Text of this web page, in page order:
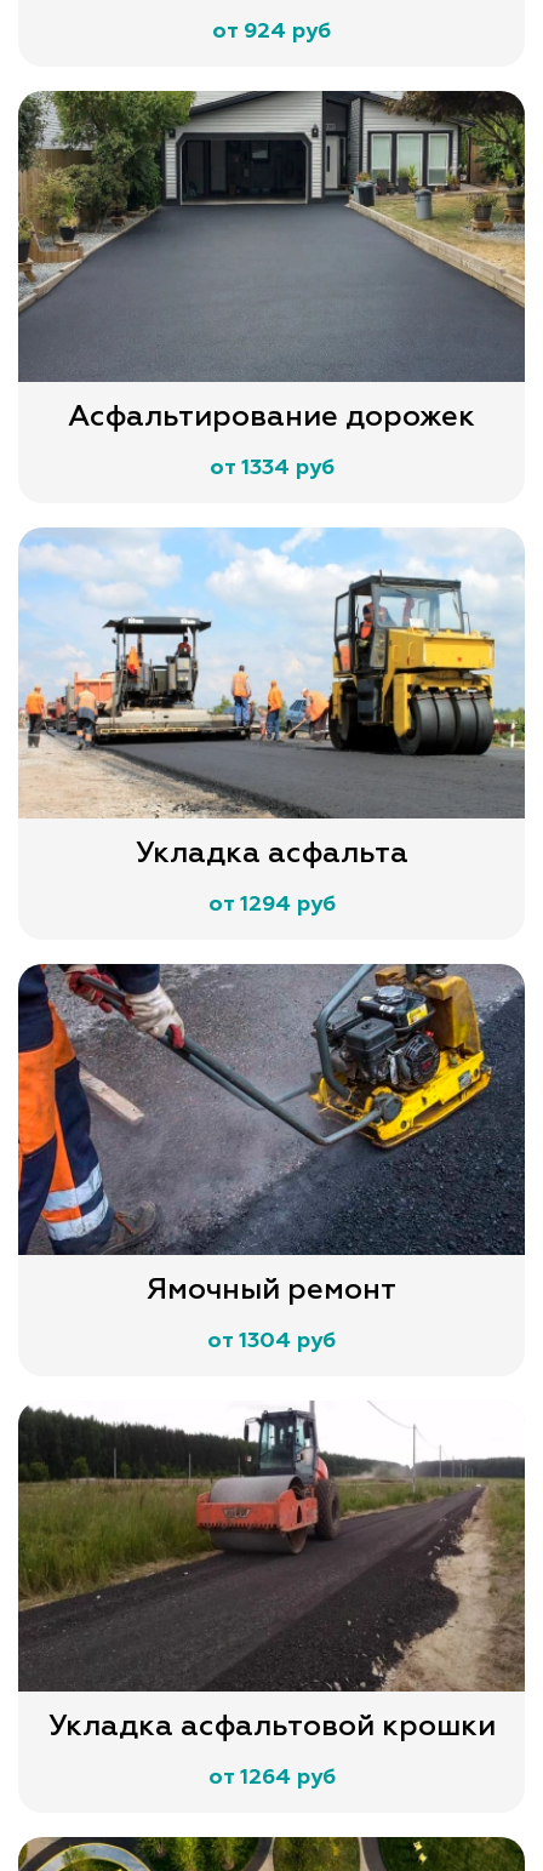
от 924 руб
Асфальтирование дорожек
от 1334 руб
Укладка асфальта
от 1294 руб
Ямочный ремонт
от 1304 руб
Укладка асфальтовой крошки
от 1264 руб